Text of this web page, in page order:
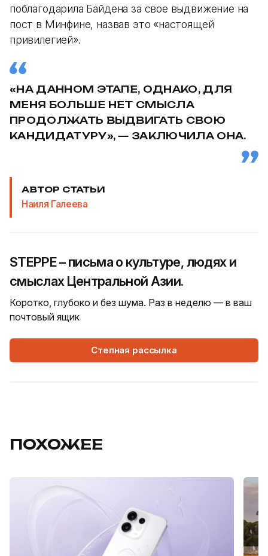
поблагодарила Байдена за свое выдвижение на
пост в Минфине, назвав это «настоящей
привилегией».
«НА ДАННОМ ЭТАПЕ, ОДНАКО, ДЛЯ
МЕНЯ БОЛЬШЕ НЕТ СМЫСЛА
ПРОДОЛЖАТЬ ВЫДВИГАТЬ СВОЮ
КАНДИДАТУРУ», — ЗАКЛЮЧИЛА ОНА.
АВТОР СТАТЬИ
Наиля Галеева
STEPPE – письма о культуре, людях и
смыслах Центральной Азии.
Коротко, глубоко и без шума. Раз в неделю — в ваш
почтовый ящик
Степная рассылка
ПОХОЖЕЕ